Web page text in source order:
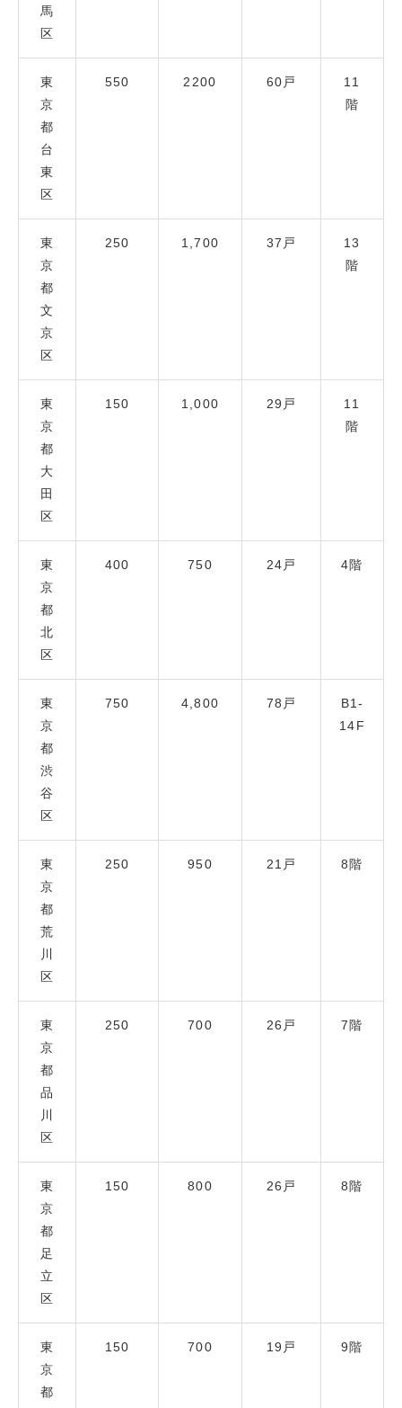
馬
区
東
京
都
台
東
区
550 2200 60戸
11
階
東
京
都
文
京
区
250 1,700 37戸
13
階
東
京
都
大
田
区
150 1,000 29戸
11
階
東
京
都
北
区
400 750 24戸 4階
東
京
都
渋
谷
区
750 4,800 78戸
B1-
14F
東
京
都
荒
川
区
250 950 21戸 8階
東
京
都
品
川
区
250 700 26戸 7階
東
京
都
足
立
区
150 800 26戸 8階
東
京
都
150 700 19戸 9階